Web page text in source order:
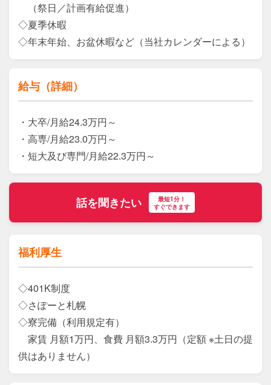
（祭日／計画有給促進）
◇夏季休暇
◇年末年始、お盆休暇など（当社カレンダーによる）
給与（詳細）
・大卒/月給24.3万円～
・高専/月給23.0万円～
話を聞きたい
最短1分！
すぐできます
福利厚生
◇401K制度
◇さぽーと札幌
◇寮完備（利用規定有）
家賃 月額1万円、食費 月額3.3万円（定額 ※土日の提
供はありません）